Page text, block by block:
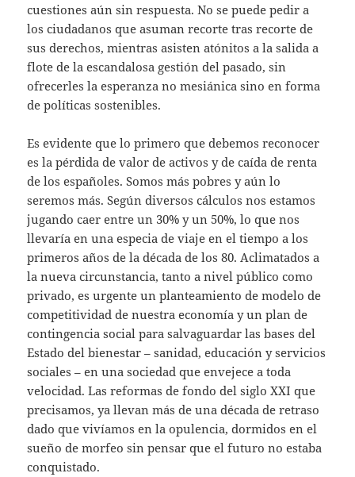
cuestiones aún sin respuesta. No se puede pedir a
los ciudadanos que asuman recorte tras recorte de
sus derechos, mientras asisten atónitos a la salida a
flote de la escandalosa gestión del pasado, sin
ofrecerles la esperanza no mesiánica sino en forma
de políticas sostenibles.
Es evidente que lo primero que debemos reconocer
es la pérdida de valor de activos y de caída de renta
de los españoles. Somos más pobres y aún lo
seremos más. Según diversos cálculos nos estamos
jugando caer entre un 30% y un 50%, lo que nos
llevaría en una especia de viaje en el tiempo a los
primeros años de la década de los 80. Aclimatados a
la nueva circunstancia, tanto a nivel público como
privado, es urgente un planteamiento de modelo de
competitividad de nuestra economía y un plan de
contingencia social para salvaguardar las bases del
Estado del bienestar – sanidad, educación y servicios
sociales – en una sociedad que envejece a toda
velocidad. Las reformas de fondo del siglo XXI que
precisamos, ya llevan más de una década de retraso
dado que vivíamos en la opulencia, dormidos en el
sueño de morfeo sin pensar que el futuro no estaba
conquistado.